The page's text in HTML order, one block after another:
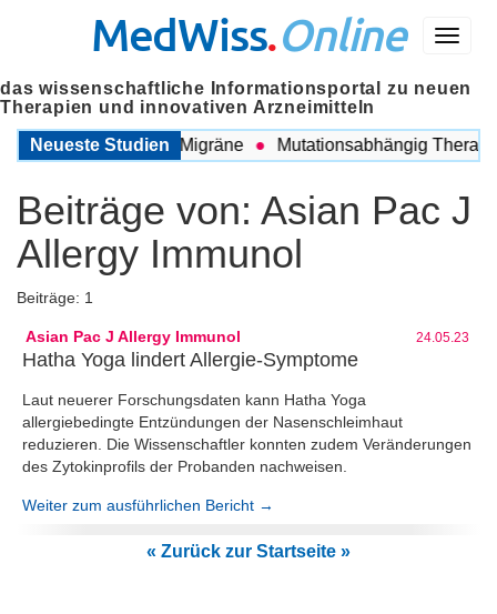
Menü
MedWiss.Online
das wissenschaftliche Informationsportal zu neuen
Therapien und innovativen Arzneimitteln
Neueste Studien
COPD und Migräne Mutationsabhängig Therapie
Beiträge von: Asian Pac J
Allergy Immunol
Beiträge: 1
Asian Pac J Allergy Immunol 24.05.23
Hatha Yoga lindert Allergie-Symptome
Laut neuerer Forschungsdaten kann Hatha Yoga
allergiebedingte Entzündungen der Nasenschleimhaut
reduzieren. Die Wissenschaftler konnten zudem Veränderungen
des Zytokinprofils der Probanden nachweisen.
Weiter zum ausführlichen Bericht →
« Zurück zur Startseite »